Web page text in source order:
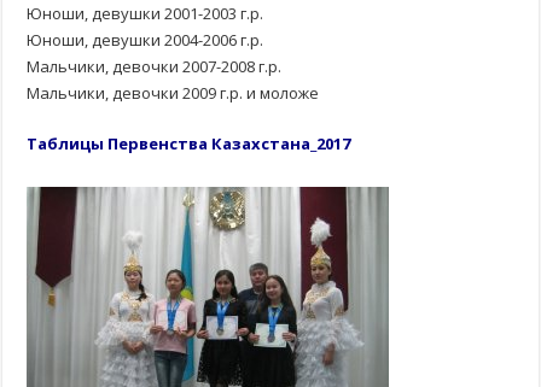
Юноши, девушки 2001-2003 г.р.
Юноши, девушки 2004-2006 г.р.
Мальчики, девочки 2007-2008 г.р.
Мальчики, девочки 2009 г.р. и моложе
Таблицы Первенства Казахстана_2017